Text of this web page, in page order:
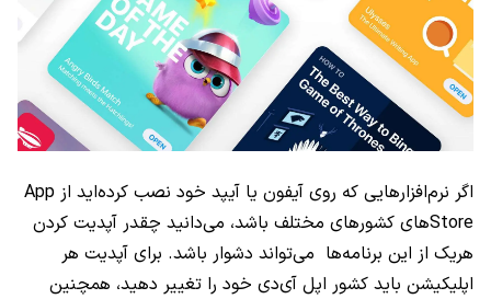
اگر نرم‌افزار‌هایی که روی آیفون یا آیپد خود نصب کرده‌اید از App
Storeهای کشورهای مختلف باشد، می‌دانید چقدر آپدیت کردن
هریک از این برنامه‌ها می‌تواند دشوار باشد. برای آپدیت هر
اپلیکیشن باید کشور اپل آی‌دی خود را تغییر دهید، همچنین